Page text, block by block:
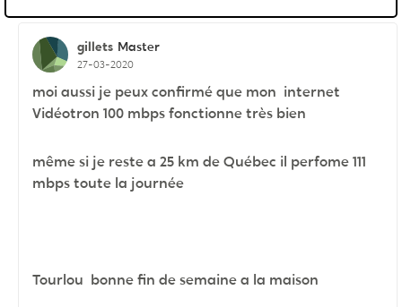
gillets Master
27-03-2020
moi aussi je peux confirmé que mon internet
Vidéotron 100 mbps fonctionne très bien
même si je reste a 25 km de Québec il perfome 111
mbps toute la journée
Tourlou bonne fin de semaine a la maison